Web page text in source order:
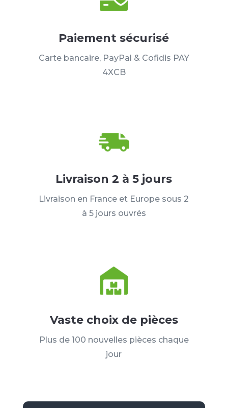
Paiement sécurisé
Carte bancaire, PayPal & Cofidis PAY
4XCB
Livraison 2 à 5 jours
Livraison en France et Europe sous 2
à 5 jours ouvrés
Vaste choix de pièces
Plus de 100 nouvelles pièces chaque
jour